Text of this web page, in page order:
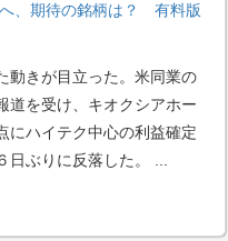
、期待の銘柄は？ 有料版
動きが目立った。米同業の
道を受け、キオクシアホー
にハイテク中心の利益確定
ぶりに反落した。